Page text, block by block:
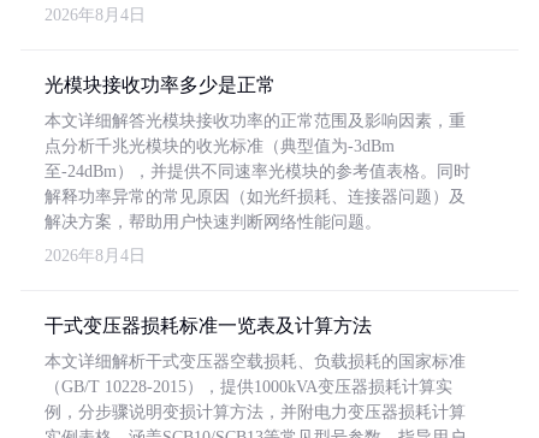
2026年8月4日
光模块接收功率多少是正常
本文详细解答光模块接收功率的正常范围及影响因素，重
点分析千兆光模块的收光标准（典型值为-3dBm
至-24dBm），并提供不同速率光模块的参考值表格。同时
解释功率异常的常见原因（如光纤损耗、连接器问题）及
解决方案，帮助用户快速判断网络性能问题。
2026年8月4日
干式变压器损耗标准一览表及计算方法
本文详细解析干式变压器空载损耗、负载损耗的国家标准
（GB/T 10228-2015），提供1000kVA变压器损耗计算实
例，分步骤说明变损计算方法，并附电力变压器损耗计算